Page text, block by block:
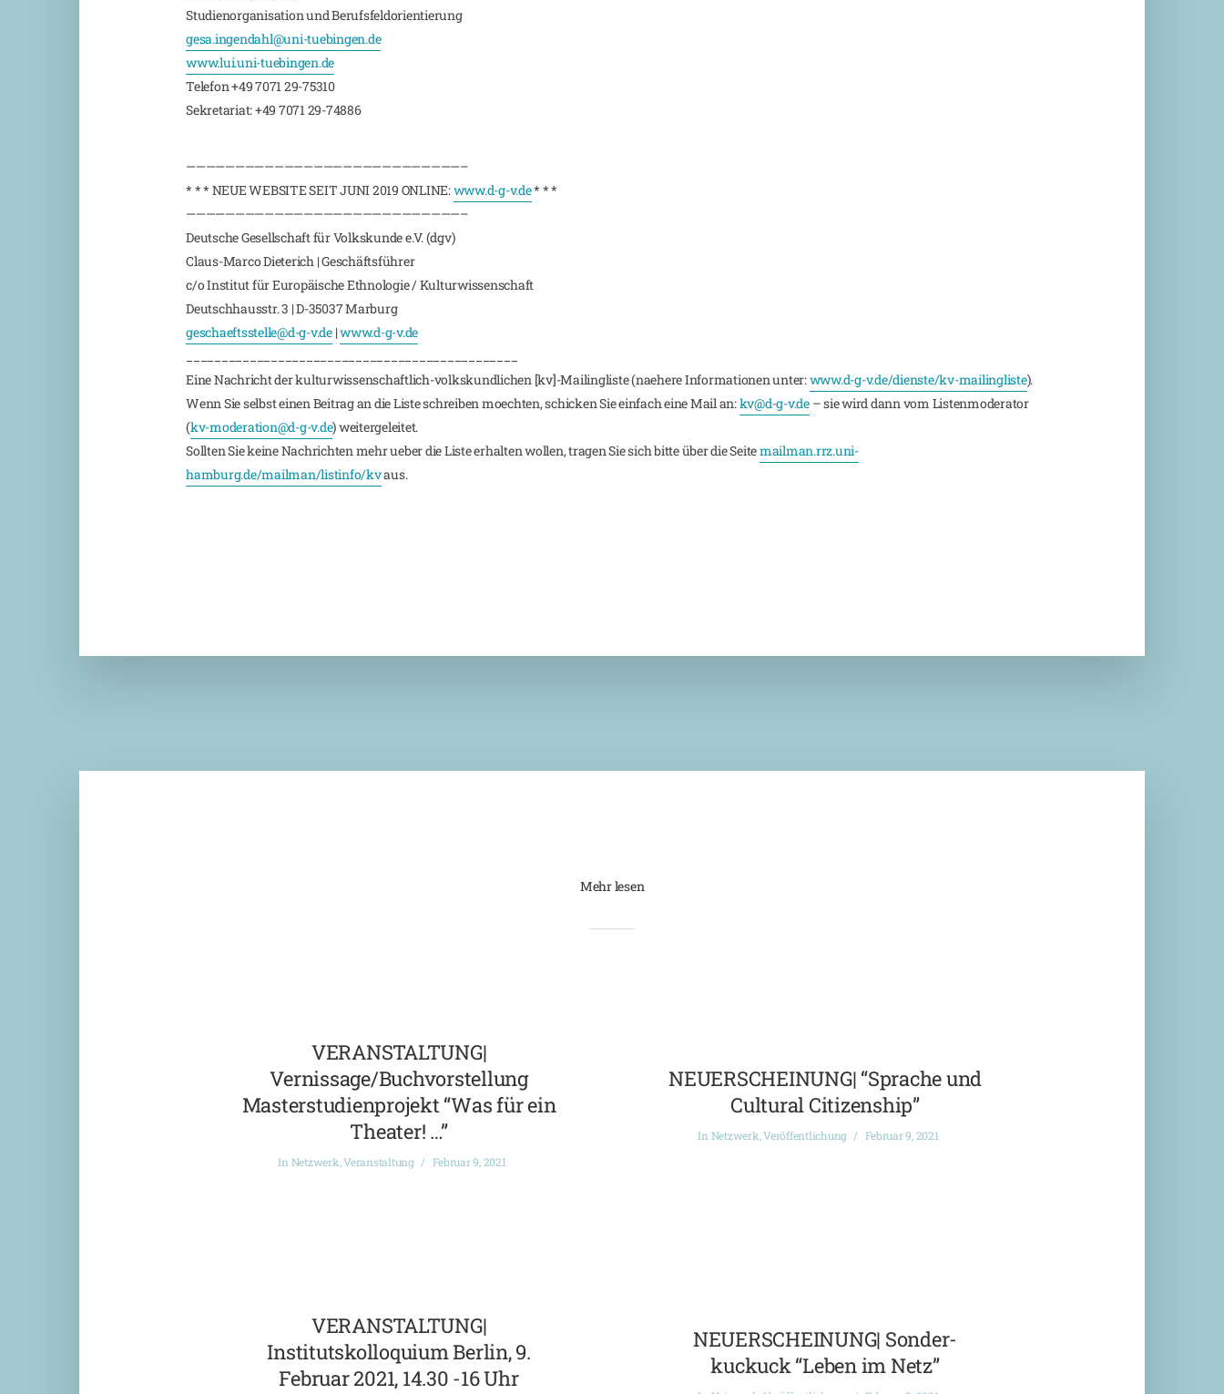
Studienorganisation und Berufsfeldorientierung
gesa.ingendahl@uni-tuebingen.de
www.lui.uni-tuebingen.de
Telefon +49 7071 29-75310
Sekretariat: +49 7071 29-74886
————————————————————————————–
* * * NEUE WEBSITE SEIT JUNI 2019 ONLINE:www.d-g-v.de* * *
————————————————————————————–
Deutsche Gesellschaft für Volkskunde e.V. (dgv)
Claus-Marco Dieterich | Geschäftsführer
c/o Institut für Europäische Ethnologie / Kulturwissenschaft
Deutschhausstr. 3 | D-35037 Marburg
geschaeftsstelle@d-g-v.de|www.d-g-v.de
Eine Nachricht der kulturwissenschaftlich-volkskundlichen [kv]-Mailingliste (naehere Informationen unter:www.d-g-v.de/dienste/kv-mailingliste).
Wenn Sie selbst einen Beitrag an die Liste schreiben moechten, schicken Sie einfach eine Mail an:kv@d-g-v.de– sie wird dann vom Listenmoderator
(kv-moderation@d-g-v.de) weitergeleitet.
Sollten Sie keine Nachrichten mehr ueber die Liste erhalten wollen, tragen Sie sich bitte über die Seitemailman.rrz.uni-
hamburg.de/mailman/listinfo/kvaus.
Mehr lesen
VERANSTALTUNG|
Vernissage/Buchvorstellung
Masterstudienprojekt “Was für ein
Theater! …”
In Netzwerk,Veranstaltung Februar 9, 2021
NEUERSCHEINUNG| “Sprache und
Cultural Citizenship”
In Netzwerk,Veröffentlichung Februar 9, 2021
VERANSTALTUNG|
Institutskolloquium Berlin, 9.
Februar 2021, 14.30 -16 Uhr
NEUERSCHEINUNG| Sonder-
kuckuck “Leben im Netz”